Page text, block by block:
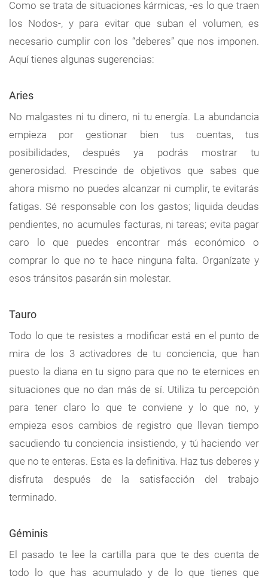
Como se trata de situaciones kármicas, -es lo que traen
los Nodos-, y para evitar que suban el volumen, es
necesario cumplir con los “deberes” que nos imponen.
Aquí tienes algunas sugerencias:
Aries
No malgastes ni tu dinero, ni tu energía. La abundancia
empieza por gestionar bien tus cuentas, tus
posibilidades, después ya podrás mostrar tu
generosidad. Prescinde de objetivos que sabes que
ahora mismo no puedes alcanzar ni cumplir, te evitarás
fatigas. Sé responsable con los gastos; liquida deudas
pendientes, no acumules facturas, ni tareas; evita pagar
caro lo que puedes encontrar más económico o
comprar lo que no te hace ninguna falta. Organízate y
esos tránsitos pasarán sin molestar.
Tauro
Todo lo que te resistes a modificar está en el punto de
mira de los 3 activadores de tu conciencia, que han
puesto la diana en tu signo para que no te eternices en
situaciones que no dan más de sí. Utiliza tu percepción
para tener claro lo que te conviene y lo que no, y
empieza esos cambios de registro que llevan tiempo
sacudiendo tu conciencia insistiendo, y tú haciendo ver
que no te enteras. Esta es la definitiva. Haz tus deberes y
disfruta después de la satisfacción del trabajo
terminado.
Géminis
El pasado te lee la cartilla para que te des cuenta de
todo lo que has acumulado y de lo que tienes que